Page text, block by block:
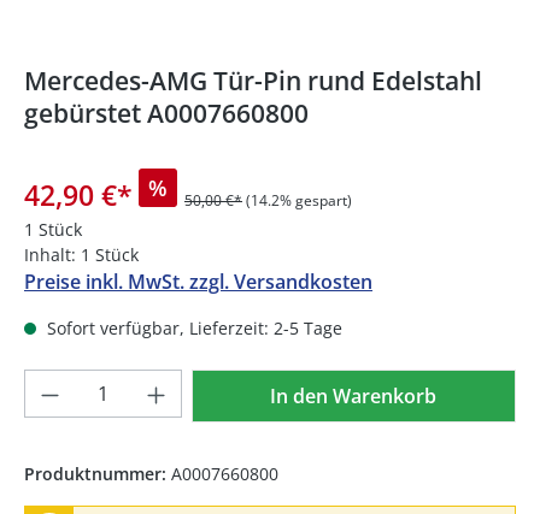
Mercedes-AMG Tür-Pin rund Edelstahl
gebürstet A0007660800
42,90 €* % 50,00 €*(14.2% gespart)
1 Stück
Inhalt: 1 Stück
Preise inkl. MwSt. zzgl. Versandkosten
Sofort verfügbar, Lieferzeit: 2-5 Tage
Produkt Anzahl: Gib denIn den Warenkorb
Produktnummer: A0007660800